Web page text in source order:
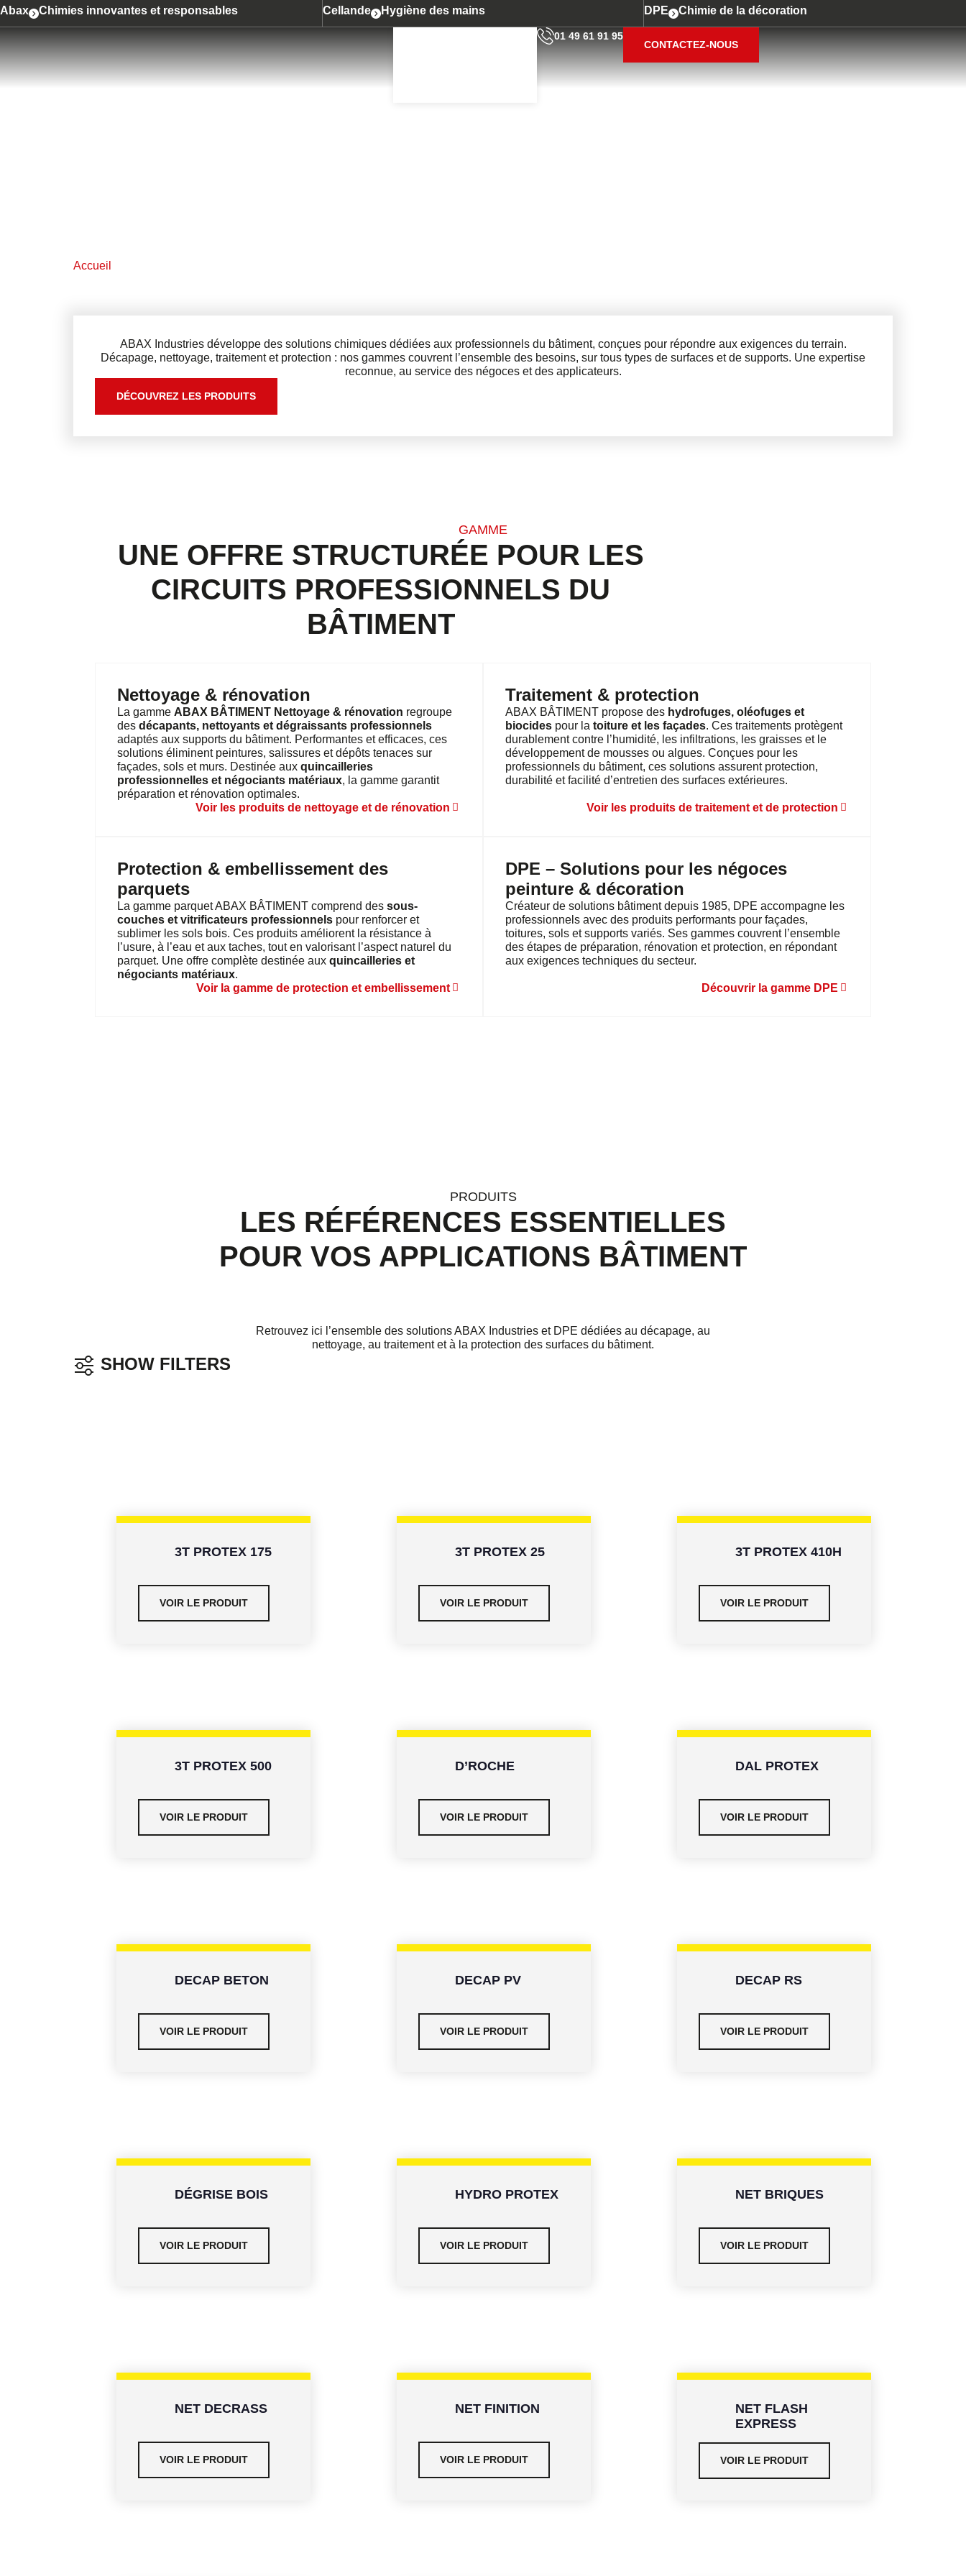
principal
Abax Chimies innovantes et responsables Cellande Hygiène des mains DPE Chimie de la décoration
01 49 61 91 95
CONTACTEZ-NOUS
Accueil
ABAX Industries développe des solutions chimiques dédiées aux professionnels du bâtiment, conçues pour répondre aux exigences du terrain.
Décapage, nettoyage, traitement et protection : nos gammes couvrent l’ensemble des besoins, sur tous types de surfaces et de supports. Une expertise
reconnue, au service des négoces et des applicateurs.
DÉCOUVREZ LES PRODUITS
GAMME
UNE OFFRE STRUCTURÉE POUR LES
CIRCUITS PROFESSIONNELS DU
BÂTIMENT
Nettoyage & rénovation
La gamme ABAX BÂTIMENT Nettoyage & rénovation regroupe
des décapants, nettoyants et dégraissants professionnels
adaptés aux supports du bâtiment. Performantes et efficaces, ces
solutions éliminent peintures, salissures et dépôts tenaces sur
façades, sols et murs. Destinée aux quincailleries
professionnelles et négociants matériaux, la gamme garantit
préparation et rénovation optimales.
Voir les produits de nettoyage et de rénovation
Traitement & protection
ABAX BÂTIMENT propose des hydrofuges, oléofuges et
biocides pour la toiture et les façades. Ces traitements protègent
durablement contre l’humidité, les infiltrations, les graisses et le
développement de mousses ou algues. Conçues pour les
professionnels du bâtiment, ces solutions assurent protection,
durabilité et facilité d’entretien des surfaces extérieures.
Voir les produits de traitement et de protection
Protection & embellissement des
parquets
La gamme parquet ABAX BÂTIMENT comprend des sous-
couches et vitrificateurs professionnels pour renforcer et
sublimer les sols bois. Ces produits améliorent la résistance à
l’usure, à l’eau et aux taches, tout en valorisant l’aspect naturel du
parquet. Une offre complète destinée aux quincailleries et
négociants matériaux.
Voir la gamme de protection et embellissement
DPE – Solutions pour les négoces
peinture & décoration
Créateur de solutions bâtiment depuis 1985, DPE accompagne les
professionnels avec des produits performants pour façades,
toitures, sols et supports variés. Ses gammes couvrent l’ensemble
des étapes de préparation, rénovation et protection, en répondant
aux exigences techniques du secteur.
Découvrir la gamme DPE
PRODUITS
LES RÉFÉRENCES ESSENTIELLES
POUR VOS APPLICATIONS BÂTIMENT
Retrouvez ici l’ensemble des solutions ABAX Industries et DPE dédiées au décapage, au
nettoyage, au traitement et à la protection des surfaces du bâtiment.
SHOW FILTERS
3T PROTEX 175
VOIR LE PRODUIT
3T PROTEX 25
VOIR LE PRODUIT
3T PROTEX 410H
VOIR LE PRODUIT
3T PROTEX 500
VOIR LE PRODUIT
D’ROCHE
VOIR LE PRODUIT
DAL PROTEX
VOIR LE PRODUIT
DECAP BETON
VOIR LE PRODUIT
DECAP PV
VOIR LE PRODUIT
DECAP RS
VOIR LE PRODUIT
DÉGRISE BOIS
VOIR LE PRODUIT
HYDRO PROTEX
VOIR LE PRODUIT
NET BRIQUES
VOIR LE PRODUIT
NET DECRASS
VOIR LE PRODUIT
NET FINITION
VOIR LE PRODUIT
NET FLASH
EXPRESS
VOIR LE PRODUIT